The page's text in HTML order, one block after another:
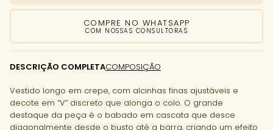
COMPRE NO WHATSAPP
COM NOSSAS CONSULTORAS
DESCRIÇÃO COMPLETACOMPOSIÇÃO
Vestido longo em crepe, com alcinhas finas ajustáveis e
decote em “V” discreto que alonga o colo. O grande
destaque da peça é o babado em cascata que desce
diagonalmente desde o busto até a barra, criando um efeito